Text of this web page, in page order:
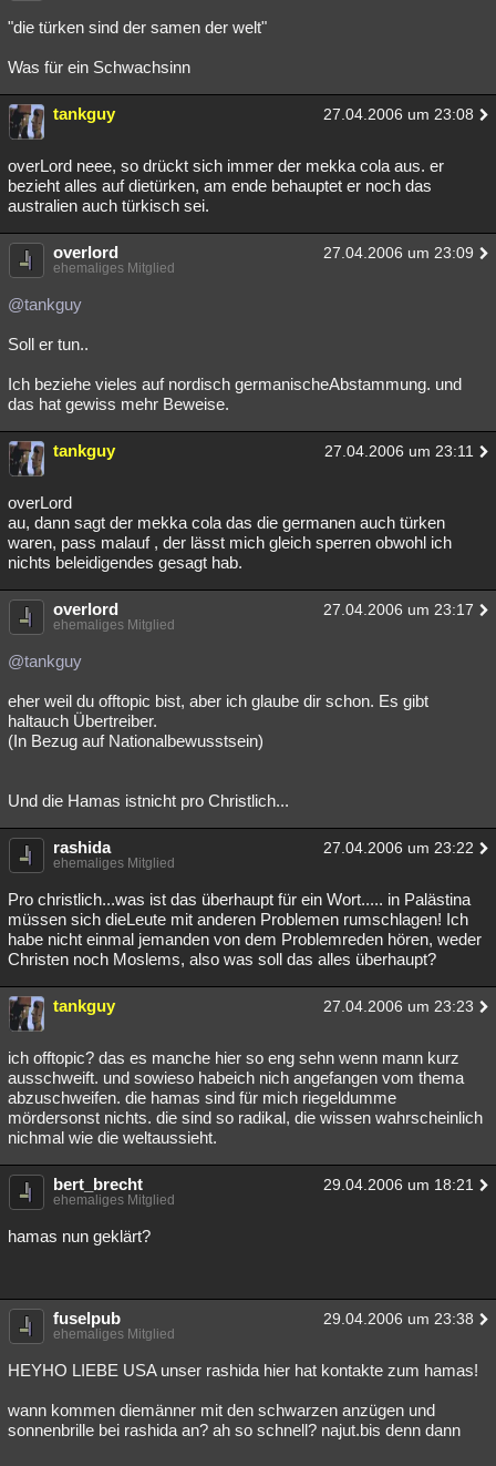
"die türken sind der samen der welt"
Was für ein Schwachsinn
tankguy 27.04.2006 um 23:08
overLord neee, so drückt sich immer der mekka cola aus. er
bezieht alles auf dietürken, am ende behauptet er noch das
australien auch türkisch sei.
overlord 27.04.2006 um 23:09
ehemaliges Mitglied
@tankguy
Soll er tun..
Ich beziehe vieles auf nordisch germanischeAbstammung. und
das hat gewiss mehr Beweise.
tankguy 27.04.2006 um 23:11
overLord
au, dann sagt der mekka cola das die germanen auch türken
waren, pass malauf , der lässt mich gleich sperren obwohl ich
nichts beleidigendes gesagt hab.
overlord 27.04.2006 um 23:17
ehemaliges Mitglied
@tankguy
eher weil du offtopic bist, aber ich glaube dir schon. Es gibt
haltauch Übertreiber.
(In Bezug auf Nationalbewusstsein)
Und die Hamas istnicht pro Christlich...
rashida 27.04.2006 um 23:22
ehemaliges Mitglied
Pro christlich...was ist das überhaupt für ein Wort..... in Palästina
müssen sich dieLeute mit anderen Problemen rumschlagen! Ich
habe nicht einmal jemanden von dem Problemreden hören, weder
Christen noch Moslems, also was soll das alles überhaupt?
tankguy 27.04.2006 um 23:23
ich offtopic? das es manche hier so eng sehn wenn mann kurz
ausschweift. und sowieso habeich nich angefangen vom thema
abzuschweifen. die hamas sind für mich riegeldumme
mördersonst nichts. die sind so radikal, die wissen wahrscheinlich
nichmal wie die weltaussieht.
bert_brecht 29.04.2006 um 18:21
ehemaliges Mitglied
hamas nun geklärt?
fuselpub 29.04.2006 um 23:38
ehemaliges Mitglied
HEYHO LIEBE USA unser rashida hier hat kontakte zum hamas!
wann kommen diemänner mit den schwarzen anzügen und
sonnenbrille bei rashida an? ah so schnell? najut.bis denn dann